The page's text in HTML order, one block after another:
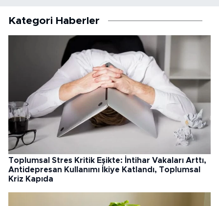
Kategori Haberler
Toplumsal Stres Kritik Eşikte: İntihar Vakaları Arttı,
Antidepresan Kullanımı İkiye Katlandı, Toplumsal
Kriz Kapıda